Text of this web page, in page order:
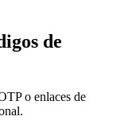
de
o enlaces de